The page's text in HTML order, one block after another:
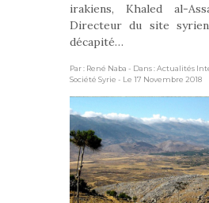
irakiens, Khaled al-
Directeur du site
décapité…
Par : René Naba - Dans : Actualités
Société Syrie - Le 17 Novembre 2018